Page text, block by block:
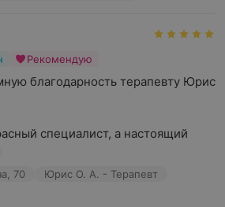
Рекомендую
благодарность терапевту Юрис
специалист, а настоящий
70
Юрис О. А. - Терапевт